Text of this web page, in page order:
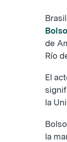
de
Río
El
la
la